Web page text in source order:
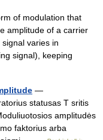
of modulation that
amplitude of a carrier
varies in
signal), keeping
—
statusas T sritis
amplitudės
faktorius arba